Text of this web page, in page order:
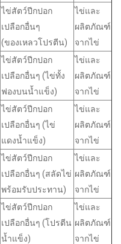
ไข่สัตว์ปีกปอก
เปลือกอื่นๆ
(ของเหลวโปรตีน)
ไข่และ
ผลิตภัณฑ์
จากไข่
ไข่สัตว์ปีกปอก
เปลือกอื่นๆ (ไข่ทั้ง
ฟองบนน้ำแข็ง)
ไข่และ
ผลิตภัณฑ์
จากไข่
ไข่สัตว์ปีกปอก
เปลือกอื่นๆ (ไข่
แดงน้ำแข็ง)
ไข่และ
ผลิตภัณฑ์
จากไข่
ไข่สัตว์ปีกปอก
เปลือกอื่นๆ (สลัดไข่
พร้อมรับประทาน)
ไข่และ
ผลิตภัณฑ์
จากไข่
ไข่สัตว์ปีกปอก
เปลือกอื่นๆ (โปรตีน
น้ำแข็ง)
ไข่และ
ผลิตภัณฑ์
จากไข่